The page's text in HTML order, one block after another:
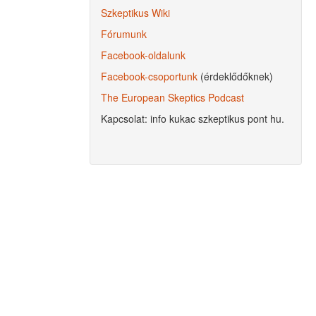
Szkeptikus Wiki
Fórumunk
Facebook-oldalunk
Facebook-csoportunk (érdeklődőknek)
The European Skeptics Podcast
Kapcsolat: info kukac szkeptikus pont hu.